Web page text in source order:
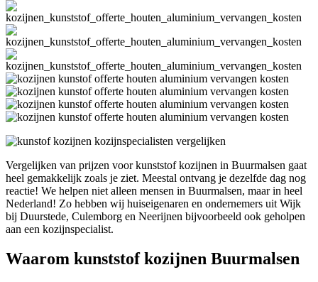
Vergelijken van prijzen voor kunststof kozijnen in Buurmalsen gaat
heel gemakkelijk zoals je ziet. Meestal ontvang je dezelfde dag nog
reactie! We helpen niet alleen mensen in Buurmalsen, maar in heel
Nederland! Zo hebben wij huiseigenaren en ondernemers uit Wijk
bij Duurstede, Culemborg en Neerijnen bijvoorbeeld ook geholpen
aan een kozijnspecialist.
Waarom kunststof kozijnen Buurmalsen